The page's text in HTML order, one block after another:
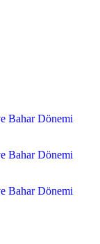
Bahar Dönemi
Bahar Dönemi
Bahar Dönemi